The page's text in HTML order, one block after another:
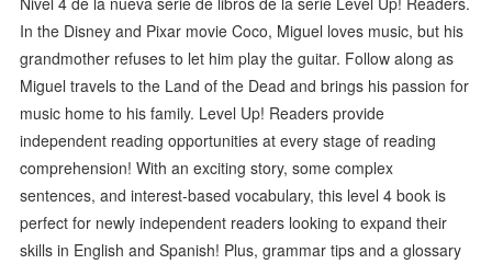
In the Disney and Pixar movie Coco, Miguel loves music, but his
grandmother refuses to let him play the guitar. Follow along as
Miguel travels to the Land of the Dead and brings his passion for
music home to his family. Level Up! Readers provide
independent reading opportunities at every stage of reading
comprehension! With an exciting story, some complex
sentences, and interest-based vocabulary, this level 4 book is
perfect for newly independent readers looking to expand their
skills in English and Spanish! Plus, grammar tips and a glossary